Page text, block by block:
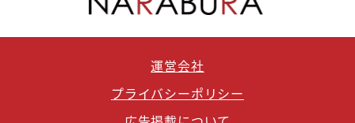
運営会社
プライバシーポリシー